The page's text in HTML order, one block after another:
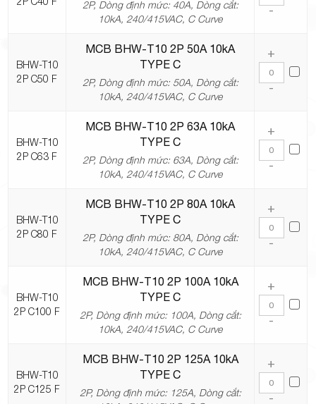
2P, Dòng định mức: 40A, Dòng cắt:
10kA, 240/415VAC, C Curve
-
BHW-T10
2P C50 F
MCB BHW-T10 2P 50A 10kA
TYPE C
2P, Dòng định mức: 50A, Dòng cắt:
10kA, 240/415VAC, C Curve
+
-
BHW-T10
2P C63 F
MCB BHW-T10 2P 63A 10kA
TYPE C
2P, Dòng định mức: 63A, Dòng cắt:
10kA, 240/415VAC, C Curve
+
-
BHW-T10
2P C80 F
MCB BHW-T10 2P 80A 10kA
TYPE C
2P, Dòng định mức: 80A, Dòng cắt:
10kA, 240/415VAC, C Curve
+
-
BHW-T10
2P C100 F
MCB BHW-T10 2P 100A 10kA
TYPE C
2P, Dòng định mức: 100A, Dòng cắt:
10kA, 240/415VAC, C Curve
+
-
BHW-T10
2P C125 F
MCB BHW-T10 2P 125A 10kA
TYPE C
2P, Dòng định mức: 125A, Dòng cắt:
+
-